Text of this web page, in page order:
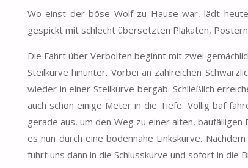
Wo einst der böse Wolf zu Hause war, lädt
gespickt mit schlecht übersetzten Plakaten,
Die Fahrt über Verbolten beginnt mit zwei
Steilkurve hinunter. Vorbei an zahlreichen
wieder in einer Steilkurve bergab. Schließlich
auch schon einige Meter in die Tiefe. Völlig baf
gerade aus, um den Weg zu einer alten,
es nun durch eine bodennahe Linkskurve.
führt uns dann in die Schlusskurve und sofort in die